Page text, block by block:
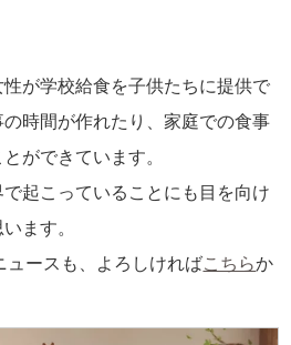
が学校給食を子供たちに提供で
時間が作れたり、家庭での食事
ができています。
起こっていることにも目を向け
ます。
ュースも、よろしければこちらか